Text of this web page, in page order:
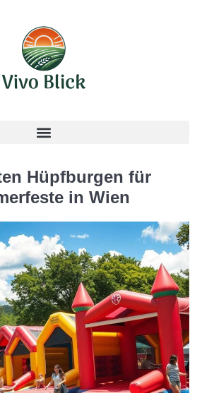
Hüpfburgen für
in Wien